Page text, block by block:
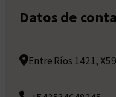
Datos de
Entre Ríos 1421,